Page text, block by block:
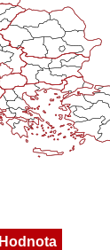
Hodnota